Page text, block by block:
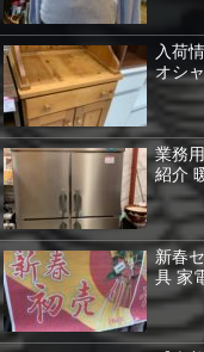
入荷
オシ
業務
紹介
新春
具 家